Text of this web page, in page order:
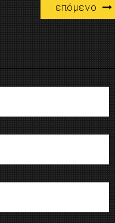
επόμενο